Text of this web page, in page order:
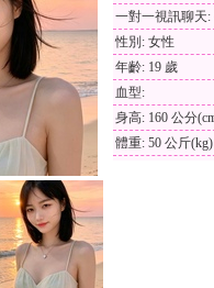
一對一視訊聊天:
性別: 女性
年齡: 19 歲
血型:
身高: 160 公分
體重: 50 公斤(kg)